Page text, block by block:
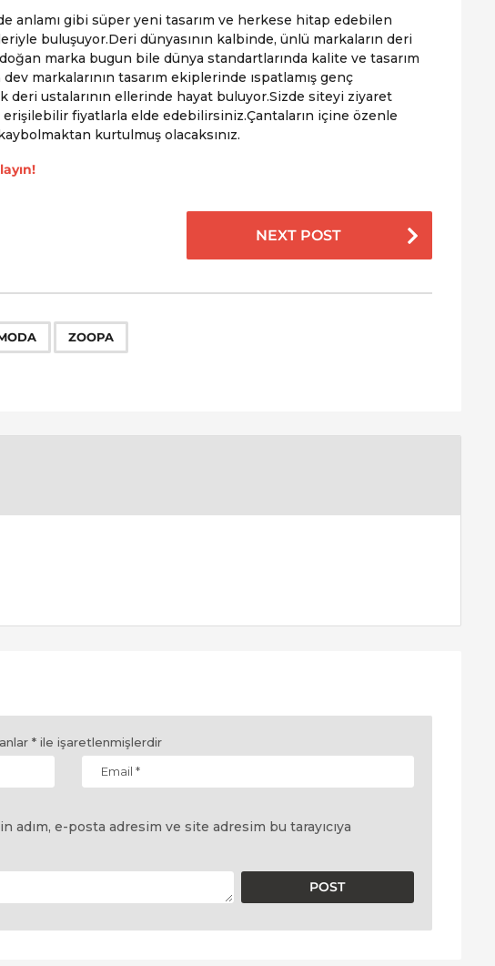
anlamı gibi süper yeni tasarım ve herkese hitap edebilen
buluşuyor.Deri dünyasının kalbinde, ünlü markaların deri
marka bugun bile dünya standartlarında kalite ve tasarım
markalarının tasarım ekiplerinde ıspatlamış genç
deri ustalarının ellerinde hayat buluyor.Sizde siteyi ziyaret
erişilebilir fiyatlarla elde edebilirsiniz.Çantaların içine özenle
kurtulmuş olacaksınız.
NEXT POST
ZOOPA
* ile işaretlenmişlerdir
adım, e-posta adresim ve site adresim bu tarayıcıya